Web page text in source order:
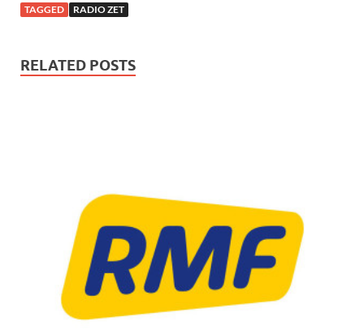
TAGGED RADIO ZET
RELATED POSTS